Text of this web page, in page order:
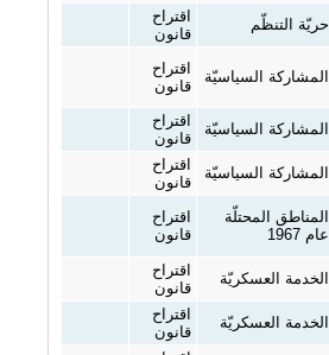
حريّة التنظّم
اقتراح
قانون
المشاركة السياسيّة
اقتراح
قانون
المشاركة السياسيّة
اقتراح
قانون
المشاركة السياسيّة
اقتراح
قانون
المناطق المحتلّة
عام 1967
اقتراح
قانون
الخدمة العسكريّة
اقتراح
قانون
الخدمة العسكريّة
اقتراح
قانون